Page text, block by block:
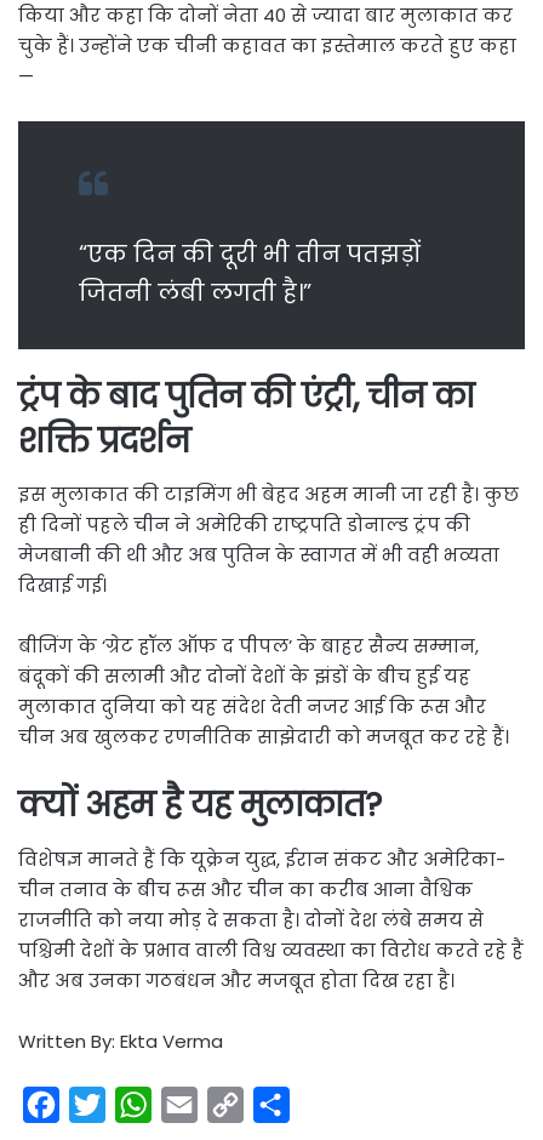
किया और कहा कि दोनों नेता 40 से ज्यादा बार मुलाकात कर
चुके हैं। उन्होंने एक चीनी कहावत का इस्तेमाल करते हुए कहा
—
“एक दिन की दूरी भी तीन पतझड़ों
जितनी लंबी लगती है।”
ट्रंप के बाद पुतिन की एंट्री, चीन का
शक्ति प्रदर्शन
इस मुलाकात की टाइमिंग भी बेहद अहम मानी जा रही है। कुछ
ही दिनों पहले चीन ने अमेरिकी राष्ट्रपतिडोनाल्ड ट्रंपकी
मेजबानी की थी और अब पुतिन के स्वागत में भी वही भव्यता
दिखाई गई।
बीजिंग के ‘ग्रेट हॉल ऑफ द पीपल’ के बाहर सैन्य सम्मान,
बंदूकों की सलामी और दोनों देशों के झंडों के बीच हुई यह
मुलाकात दुनिया को यह संदेश देती नजर आई कि रूस और
चीन अब खुलकर रणनीतिक साझेदारी को मजबूत कर रहे हैं।
क्यों अहम है यह मुलाकात?
विशेषज्ञ मानते हैं कि यूक्रेन युद्ध, ईरान संकट और अमेरिका-
चीन तनाव के बीच रूस और चीन का करीब आना वैश्विक
राजनीति को नया मोड़ दे सकता है। दोनों देश लंबे समय से
पश्चिमी देशों के प्रभाव वाली विश्व व्यवस्था का विरोध करते रहे हैं
और अब उनका गठबंधन और मजबूत होता दिख रहा है।
Written By: Ekta Verma
W